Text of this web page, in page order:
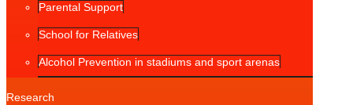
Parental Support
School for Relatives
Alcohol Prevention in stadiums and sport arenas
Research